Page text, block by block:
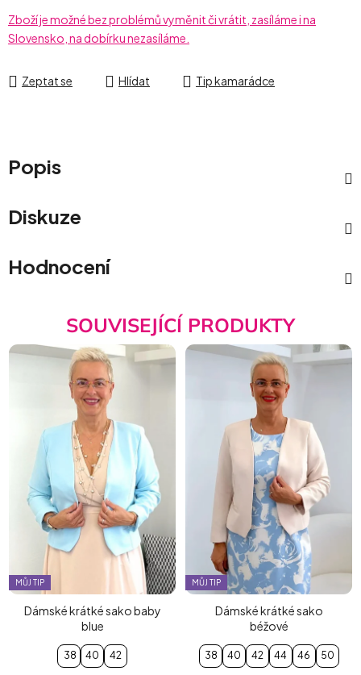
Zboží je možné bez problémů vyměnit či vrátit, zasíláme i na
Slovensko, na dobírku nezasíláme.
Zeptat se Hlídat Tip kamarádce
Popis
Diskuze
Hodnocení
SOUVISEJÍCÍ PRODUKTY
MŮJ TIP
Dámské krátké sako baby
blue
38 40 42
MŮJ TIP
Dámské krátké sako
béžové
38 40 42 44 46 50